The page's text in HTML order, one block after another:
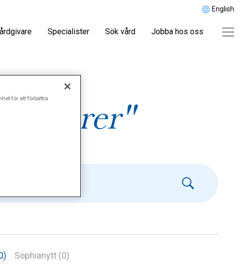
English
Specialister Sök vård Jobba hos oss
Sophianytt (0)
för att förbättra